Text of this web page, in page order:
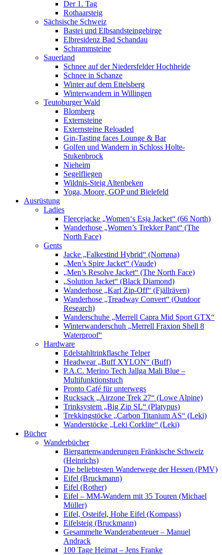
Der 1. Tag
Rothaarsteig
Sächsische Schweiz
Bastei und Elbsandsteingebirge
Elbresidenz Bad Schandau
Schrammsteine
Sauerland
Schnee auf der Niedersfelder Hochheide
Schnee in Schanze
Winter auf dem Ettelsberg
Winterwandern in Willingen
Teutoburger Wald
Blomberg
Externsteine
Externsteine Reloaded
Gin-Tasting faces Lounge & Bar
Golfen und Wandern in Schloss Holte-
Stukenbrock
Nieheim
Segelfliegen
Wildnis-Steig Altenbeken
Yoga, Moore, GOP und Bielefeld
Ausrüstung
Ladies
Fleecejacke „Women‘s Esja Jacket“ (66 North)
Wanderhose „Women’s Trekker Pant“ (The
North Face)
Gents
Jacke „Falkestind Hybrid“ (Norrøna)
„Men’s Spire Jacket“ (Vaude)
„Men’s Resolve Jacket“ (The North Face)
„Solution Jacket“ (Black Diamond)
Wanderhose „Karl Zip-Off“ (Fjällräven)
Wanderhose „Treadway Convert“ (Outdoor
Research)
Wanderschuhe „Merrell Capra Mid Sport GTX“
Winterwanderschuh „Merrell Fraxion Shell 8
Waterproof“
Hardware
Edelstahltrinkflasche Telper
Headwear „Buff XYLON“ (Buff)
P.A.C. Merino Tech Jallga Mali Blue –
Multifunktionstuch
Pronto Café für unterwegs
Rucksack „Airzone Trek 27“ (Lowe Alpine)
Trinksystem „Big Zip SL“ (Platypus)
Trekkingstöcke „Carbon Titanium AS“ (Leki)
Wanderstöcke „Leki Corklite“ (Leki)
Bücher
Wanderbücher
Biergartenwanderungen Fränkische Schweiz
(Heinrichs)
Die beliebtesten Wanderwege der Hessen (PMV)
Eifel (Bruckmann)
Eifel (Rother)
Eifel – MM-Wandern mit 35 Touren (Michael
Müller)
Eifel, Osteifel, Hohe Eifel (Kompass)
Eifelsteig (Bruckmann)
Gesammelte Wanderabenteuer – Manuel
Andrack
100 Tage Heimat – Jens Franke